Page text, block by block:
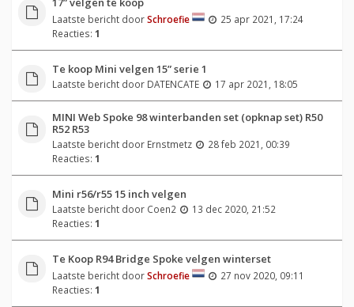
Laatste bericht doorSchroefie
25 apr 2021, 17:24
Reacties: 1
Te koop Mini velgen 15” serie 1
Laatste bericht door DATENCATE 17 apr 2021, 18:05
MINI Web Spoke 98 winterbanden set (opknap set) R50
R52 R53
Laatste bericht door Ernstmetz
28 feb 2021, 00:39
Reacties: 1
Mini r56/r55 15 inch velgen
Laatste bericht door Coen2
13 dec 2020, 21:52
Reacties: 1
Te Koop R94 Bridge Spoke velgen winterset
Laatste bericht doorSchroefie
27 nov 2020, 09:11
Reacties: 1